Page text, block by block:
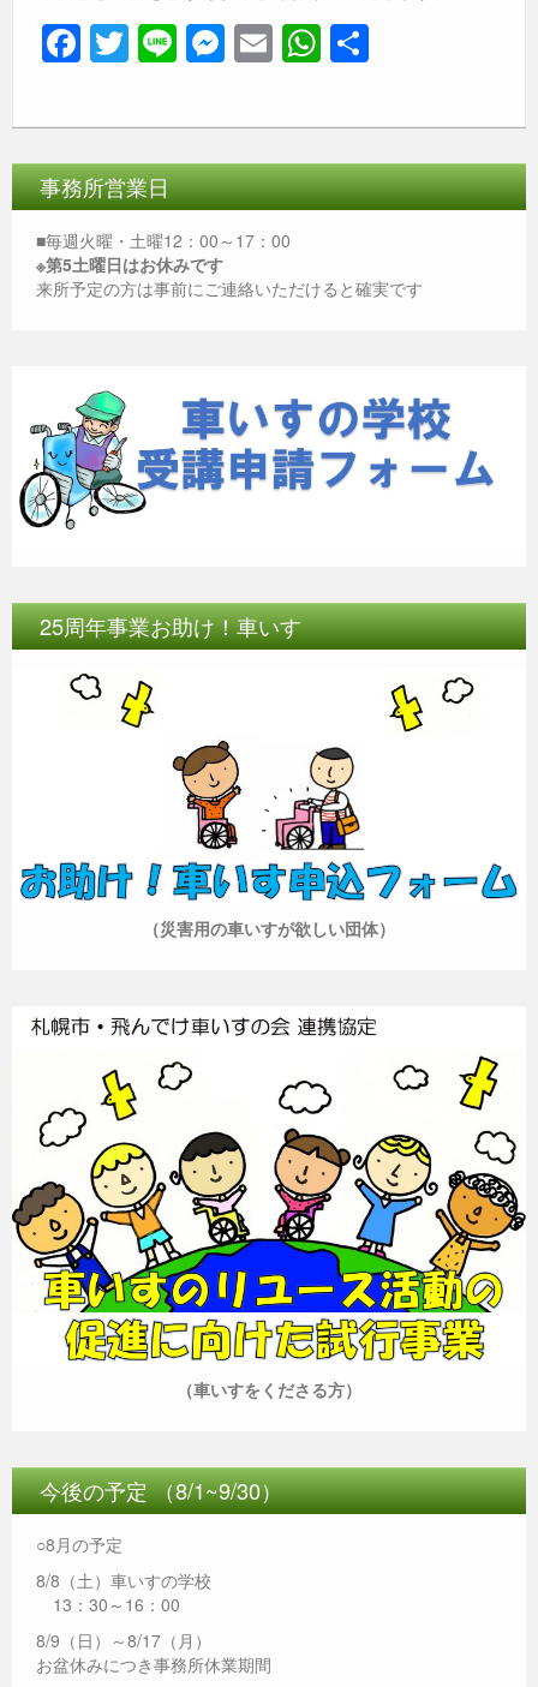
F
a
c
e
b
o
o
k
T
wi
tt
er
Li
n
e
M
e
ss
e
n
g
er
E
m
ail
W
h
at
s
A
p
事務所営業日
■毎週火曜・土曜12：00～17：00
※第5土曜日はお休みです
来所予定の方は事前にご連絡いただけると確実です
25周年事業お助け！車いす
（災害用の車いすが欲しい団体）
（車いすをくださる方）
今後の予定 （8/1~9/30）
○8月の予定
8/8（土）車いすの学校
13：30～16：00
8/9（日）～8/17（月）
お盆休みにつき事務所休業期間